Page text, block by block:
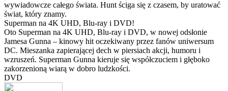
wywiadowcze całego świata. Hunt ściga się z czasem, by uratować
świat, który znamy.
Superman na 4K UHD, Blu-ray i DVD!
Oto Superman na 4K UHD, Blu-ray i DVD, w nowej odsłonie
Jamesa Gunna – kinowy hit oczekiwany przez fanów uniwersum
DC. Mieszanka zapierającej dech w piersiach akcji, humoru i
wzruszeń. Superman Gunna kieruje się współczuciem i głęboko
zakorzenioną wiarą w dobro ludzkości.
DVD